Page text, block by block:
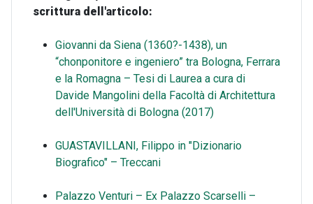
scrittura dell'articolo:
Giovanni da Siena (1360?-1438), un
“chonponitore e ingeniero” tra Bologna, Ferrara
e la Romagna – Tesi di Laurea a cura di
Davide Mangolini della Facoltà di Architettura
dell'Università di Bologna (2017)
GUASTAVILLANI, Filippo in "Dizionario
Biografico" – Treccani
Palazzo Venturi – Ex Palazzo Scarselli –